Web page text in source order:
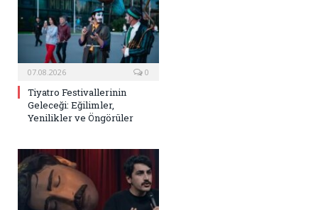
07.08.2026 0
Tiyatro Festivallerinin
Geleceği: Eğilimler,
Yenilikler ve Öngörüler